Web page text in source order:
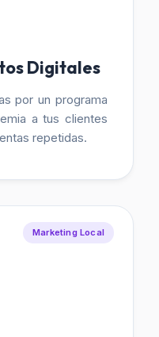
Digitales
por un programa
a tus clientes
repetidas.
Marketing Local